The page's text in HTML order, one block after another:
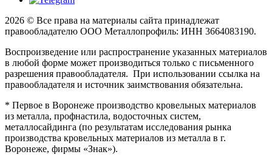
2026 © Все права на материалы сайта принадлежат
правообладателю ООО Металлопрофиль: ИНН 3664083190.
Воспроизведение или распространение указанных материалов
в любой форме может производиться только с письменного
разрешения правообладателя. При использовании ссылка на
правообладателя и источник заимствования обязательна.
* Первое в Воронеже производство кровельных материалов
из металла, профнастила, водосточных систем,
металлосайдинга (по результатам исследования рынка
производства кровельных материалов из металла в г.
Воронеже, фирмы «Знак»).